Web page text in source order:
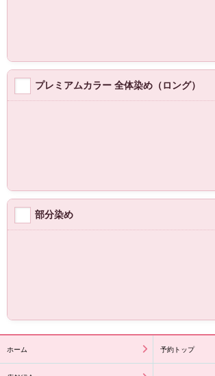
プレミアムカラー 全体染め（ロング）
部分染め
ホーム 予約トップ